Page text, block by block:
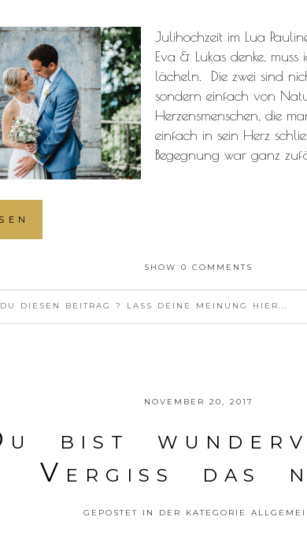
Julihochzeit im Lua
Eva & Lukas denke,
lächeln. Die zwei sind
sondern einfach von
Herzensmenschen, die
einfach in sein Herz
Begegnung war ganz
SHOW0 COMMENTS
DIESEN BEITRAG ? LASS DEINE MEINUNG HIER...
NOVEMBER 20, 2017
bist
Vergiss das
GEPOSTET IN DER KATEGORIE